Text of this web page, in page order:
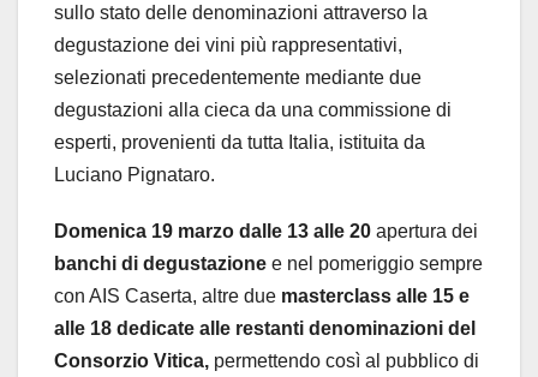
sullo stato delle denominazioni attraverso la
degustazione dei vini più rappresentativi,
selezionati precedentemente mediante due
degustazioni alla cieca da una commissione di
esperti, provenienti da tutta Italia, istituita da
Luciano Pignataro.
Domenica 19 marzo dalle 13 alle 20 apertura dei
banchi di degustazione e nel pomeriggio sempre
con AIS Caserta, altre due masterclass alle 15 e
alle 18 dedicate alle restanti denominazioni del
Consorzio Vitica, permettendo così al pubblico di